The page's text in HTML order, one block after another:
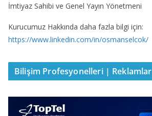
İmtiyaz Sahibi ve Genel Yayın Yönetmeni
Kurucumuz Hakkında daha fazla bilgi için:
https://www.linkedin.com/in/osmanselcok/
Bilişim Profesyonelleri | Reklamlar